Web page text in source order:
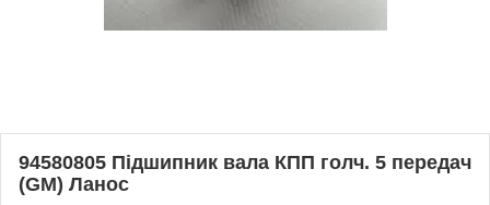
94580805 Підшипник вала КПП голч. 5 передач
(GM) Ланос